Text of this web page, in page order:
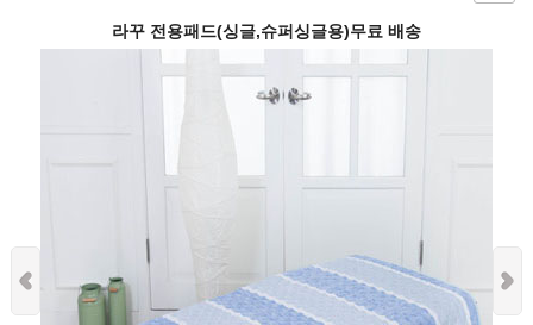
라꾸 전용패드(싱글,슈퍼싱글용)무료 배송